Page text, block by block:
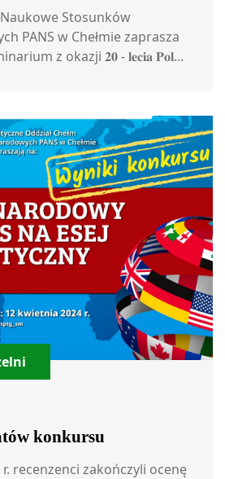
Stosunków
PANS w Chełmie zaprasza
z okazji 𝟐𝟎 - 𝐥𝐞𝐜𝐢𝐚 𝐏𝐨𝐥...
konkursu
recenzenci zakończyli ocenę